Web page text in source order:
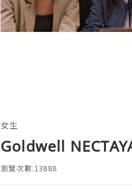
女生
Goldwell
瀏覽次數:13888